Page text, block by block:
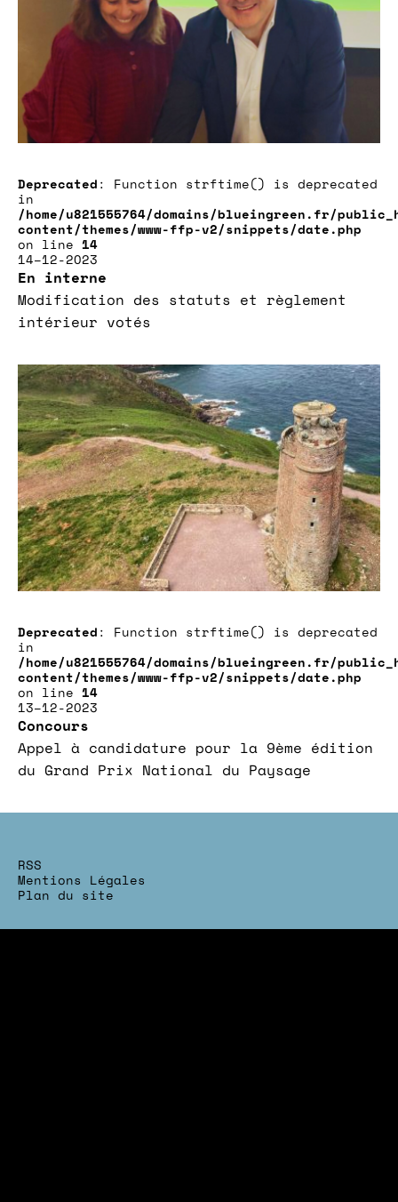
Deprecated: Function strftime() is deprecated
in
/home/u821555764/domains/blueingreen.fr/
content/themes/www-ffp-v2/snippets/date.php
on line 14
14–12-2023
En interne
Modification des statuts et règlement
intérieur votés
Deprecated: Function strftime() is deprecated
in
/home/u821555764/domains/blueingreen.fr/
content/themes/www-ffp-v2/snippets/date.php
on line 14
13–12-2023
Concours
Appel à candidature pour la 9ème édition
du Grand Prix National du Paysage
RSS
Mentions Légales
Plan du site